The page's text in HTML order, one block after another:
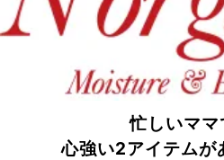
忙しいママ
心強い2アイテムが